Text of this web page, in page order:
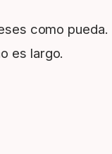
como
es largo.